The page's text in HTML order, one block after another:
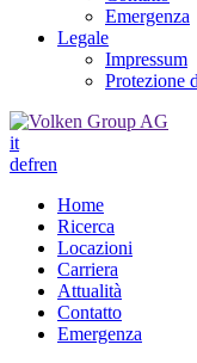
Emergenza
Legale
Impressum
Protezione
it
defren
Home
Ricerca
Locazioni
Carriera
Attualità
Contatto
Emergenza